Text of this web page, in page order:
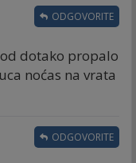
dotako propalo
noćas na vrata
ODGOVORITE
ODGOVORITE